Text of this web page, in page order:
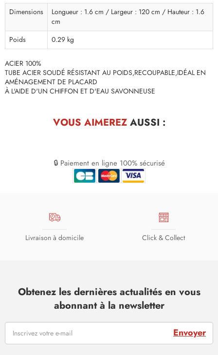
Dimensions
Longueur : 1.6 cm / Largeur : 120 cm / Hauteur : 1.6
cm
Poids
0.29 kg
ACIER 100%
TUBE ACIER SOUDÉ RÉSISTANT AU POIDS,RECOUPABLE,IDÉAL EN
AMÉNAGEMENT DE PLACARD
À L'AIDE D'UN CHIFFON ET D'EAU SAVONNEUSE
VOUS AIMEREZAUSSI :
🔒 Paiement en ligne 100% sécurisé
Livraison à domicile Click & Collect
Obtenez les dernières actualités en vous
abonnant à la newsletter
Envoyer